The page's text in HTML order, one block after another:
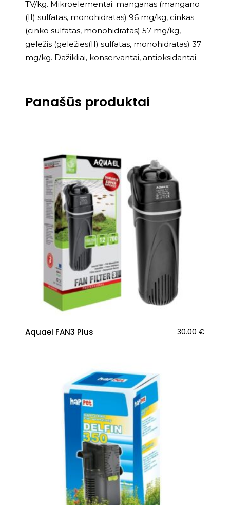
TV/kg. Mikroelementai: manganas (mangano
(II) sulfatas, monohidratas) 96 mg/kg, cinkas
(cinko sulfatas, monohidratas) 57 mg/kg,
geležis (geležies(II) sulfatas, monohidratas) 37
mg/kg. Dažikliai, konservantai, antioksidantai.
Panašūs produktai
Aquael FAN3 Plus 30.00 €